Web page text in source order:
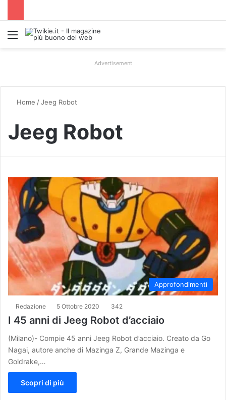
Menu
Advertisement
Home /Jeeg Robot
Jeeg Robot
Approfondimenti
Redazione 5 Ottobre 2020 342
I 45 anni di Jeeg Robot d’acciaio
(Milano)- Compie 45 anni Jeeg Robot d’acciaio. Creato da Go
Nagai, autore anche di Mazinga Z, Grande Mazinga e
Goldrake,…
Scopri di più